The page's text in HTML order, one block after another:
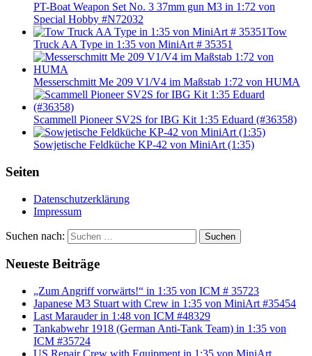
PT-Boat Weapon Set No. 3 37mm gun M3 in 1:72 von
Special Hobby #N72032
Tow
Truck AA Type in 1:35 von MiniArt # 35351
Messerschmitt Me 209 V1/V4 im Maßstab 1:72 von HUMA
Scammell Pioneer SV2S for IBG Kit 1:35 Eduard (#36358)
Sowjetische Feldküche KP-42 von MiniArt (1:35)
Seiten
Datenschutzerklärung
Impressum
Suchen nach: Suchen
Neueste Beiträge
„Zum Angriff vorwärts!“ in 1:35 von ICM # 35723
Japanese M3 Stuart with Crew in 1:35 von MiniArt #35454
Last Marauder in 1:48 von ICM #48329
Tankabwehr 1918 (German Anti-Tank Team) in 1:35 von
ICM #35724